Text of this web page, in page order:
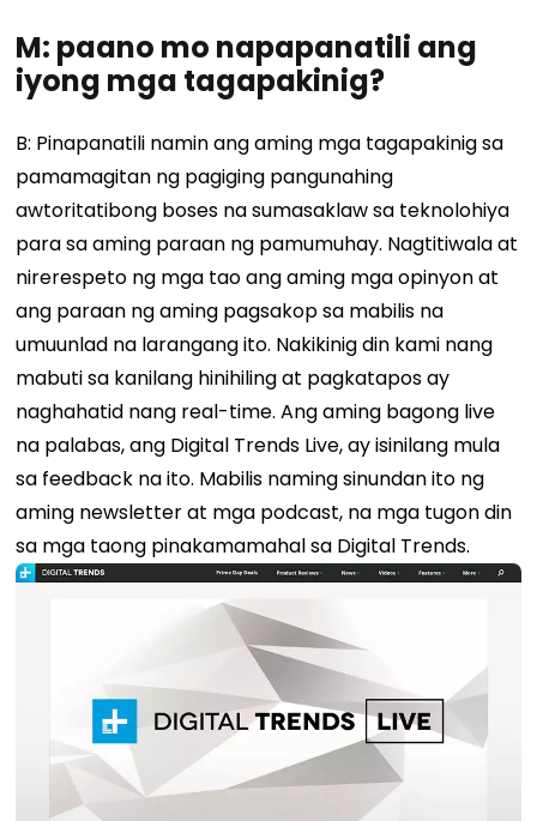
M: paano mo napapanatili ang
iyong mga tagapakinig?
B: Pinapanatili namin ang aming mga tagapakinig sa
pamamagitan ng pagiging pangunahing
awtoritatibong boses na sumasaklaw sa teknolohiya
para sa aming paraan ng pamumuhay. Nagtitiwala at
nirerespeto ng mga tao ang aming mga opinyon at
ang paraan ng aming pagsakop sa mabilis na
umuunlad na larangang ito. Nakikinig din kami nang
mabuti sa kanilang hinihiling at pagkatapos ay
naghahatid nang real-time. Ang aming bagong live
na palabas, ang Digital Trends Live, ay isinilang mula
sa feedback na ito. Mabilis naming sinundan ito ng
aming newsletter at mga podcast, na mga tugon din
sa mga taong pinakamamahal sa Digital Trends.